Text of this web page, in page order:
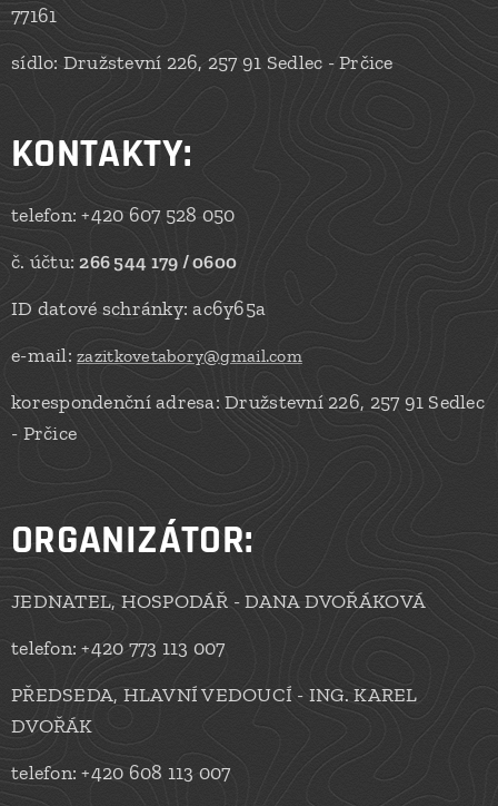
77161
sídlo: Družstevní 226, 257 91 Sedlec - Prčice
KONTAKTY:
telefon: +420 607 528 050
č. účtu:266 544 179 / 0600
ID datové schránky: ac6y65a
e-mail:zazitkovetabory@gmail.com
korespondenční adresa: Družstevní 226, 257 91 Sedlec
- Prčice
ORGANIZÁTOR:
JEDNATEL, HOSPODÁŘ - DANA DVOŘÁKOVÁ
telefon: +420 773 113 007
PŘEDSEDA, HLAVNÍ VEDOUCÍ - ING. KAREL
DVOŘÁK
telefon: +420 608 113 007